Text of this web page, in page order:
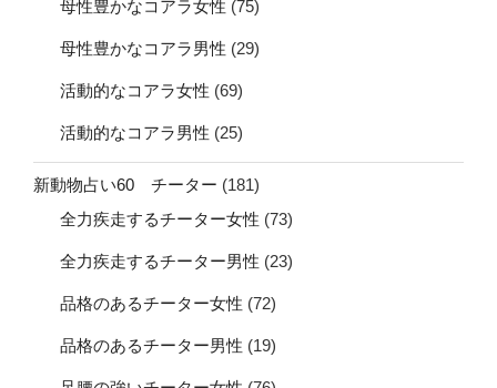
母性豊かなコアラ女性 (75)
母性豊かなコアラ男性 (29)
活動的なコアラ女性 (69)
活動的なコアラ男性 (25)
新動物占い60 チーター (181)
全力疾走するチーター女性 (73)
全力疾走するチーター男性 (23)
品格のあるチーター女性 (72)
品格のあるチーター男性 (19)